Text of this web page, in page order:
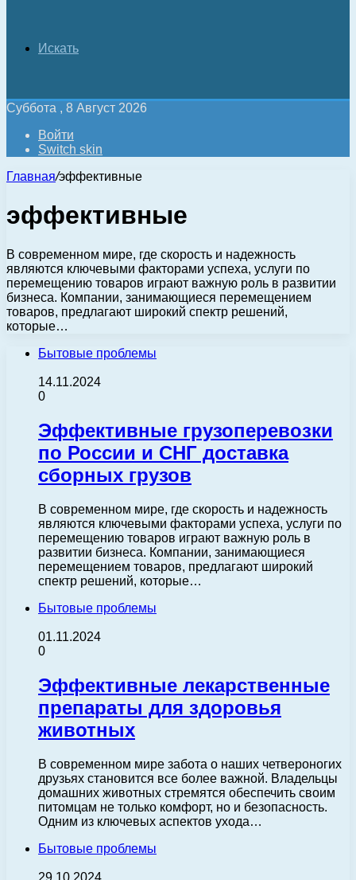
Искать
Суббота , 8 Август 2026
Войти
Switch skin
Главная/эффективные
эффективные
В современном мире, где скорость и надежность
являются ключевыми факторами успеха, услуги по
перемещению товаров играют важную роль в развитии
бизнеса. Компании, занимающиеся перемещением
товаров, предлагают широкий спектр решений,
которые…
Бытовые проблемы
14.11.2024
0
Эффективные грузоперевозки
по России и СНГ доставка
сборных грузов
В современном мире, где скорость и надежность
являются ключевыми факторами успеха, услуги по
перемещению товаров играют важную роль в
развитии бизнеса. Компании, занимающиеся
перемещением товаров, предлагают широкий
спектр решений, которые…
Бытовые проблемы
01.11.2024
0
Эффективные лекарственные
препараты для здоровья
животных
В современном мире забота о наших четвероногих
друзьях становится все более важной. Владельцы
домашних животных стремятся обеспечить своим
питомцам не только комфорт, но и безопасность.
Одним из ключевых аспектов ухода…
Бытовые проблемы
29.10.2024